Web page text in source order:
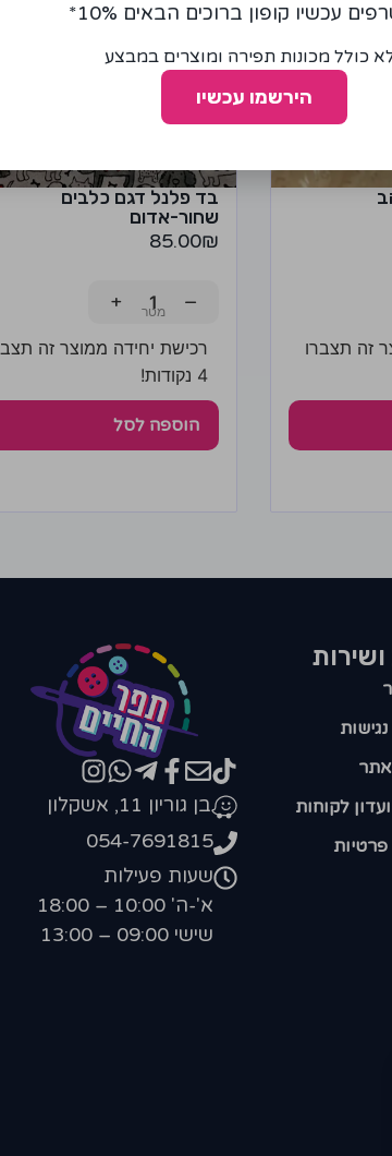
זה תצברו
בד פלנל דגם כלבים
שחור-אדום
85.00₪
−
+
רכישת יחידה ממוצר זה
4 נקודות!
הוספה לסל
לקוחות
פרטיות
בן גוריון 11, אשקלון
054-7691815
שעות פעילות
א'-ה' 10:00 – 18:00
שישי 09:00 – 13:00
עכשיו קופון ברוכים הבאים 10%*
כולל מכונות תפירה ומוצרים במבצע
הירשמו עכשיו